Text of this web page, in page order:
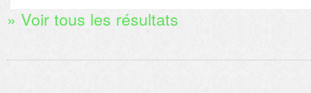
» Voir tous les résultats